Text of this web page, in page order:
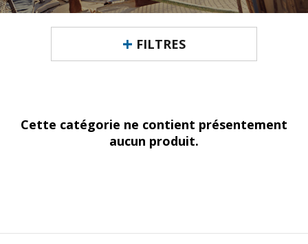
FILTRES
Cette catégorie ne contient présentement
aucun produit.